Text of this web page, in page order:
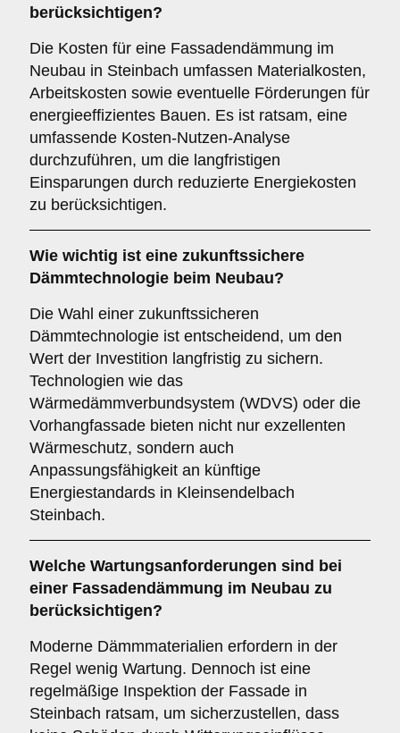
berücksichtigen?
Die Kosten für eine Fassadendämmung im
Neubau in Steinbach umfassen Materialkosten,
Arbeitskosten sowie eventuelle Förderungen für
energieeffizientes Bauen. Es ist ratsam, eine
umfassende Kosten-Nutzen-Analyse
durchzuführen, um die langfristigen
Einsparungen durch reduzierte Energiekosten
zu berücksichtigen.
Wie wichtig ist eine zukunftssichere
Dämmtechnologie beim Neubau?
Die Wahl einer zukunftssicheren
Dämmtechnologie ist entscheidend, um den
Wert der Investition langfristig zu sichern.
Technologien wie das
Wärmedämmverbundsystem (WDVS) oder die
Vorhangfassade bieten nicht nur exzellenten
Wärmeschutz, sondern auch
Anpassungsfähigkeit an künftige
Energiestandards in Kleinsendelbach
Steinbach.
Welche Wartungsanforderungen sind bei
einer Fassadendämmung im Neubau zu
berücksichtigen?
Moderne Dämmmaterialien erfordern in der
Regel wenig Wartung. Dennoch ist eine
regelmäßige Inspektion der Fassade in
Steinbach ratsam, um sicherzustellen, dass